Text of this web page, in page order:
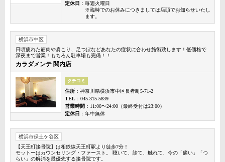
定休日 ：毎週火曜日
※臨時でのお休みにつきましては店頭でお知らせいたし
ます。
横浜市中区
日頃疲れた筋肉や肩こり、足つぼなどあなたの症状に合わせ施術致します！低価格で
深夜まで営業！もちろん駐車場も完備！！
カラダメンテ 関内店
クチコミ
住所 ：神奈川県横浜市中区長者町5-71-2
TEL ：045-315-5839
営業時間 ：11:00〜24:00（最終受付は23:00）
定休日 ：年中無休
横浜市保土ケ谷区
【天王町接骨院】は相鉄線天王町駅より徒歩7分！
モットーはカウンセリング・ファースト。 聴いて、診て、触れて、今の「痛い」「つ
らい」の解消を最優先する接骨院です。